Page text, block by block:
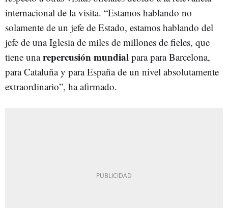
internacional de la visita. “Estamos hablando no
solamente de un jefe de Estado, estamos hablando del
jefe de una Iglesia de miles de millones de fieles, que
tiene unarepercusión mundial para para Barcelona,
para Cataluña y para España de un nivel absolutamente
extraordinario”, ha afirmado.